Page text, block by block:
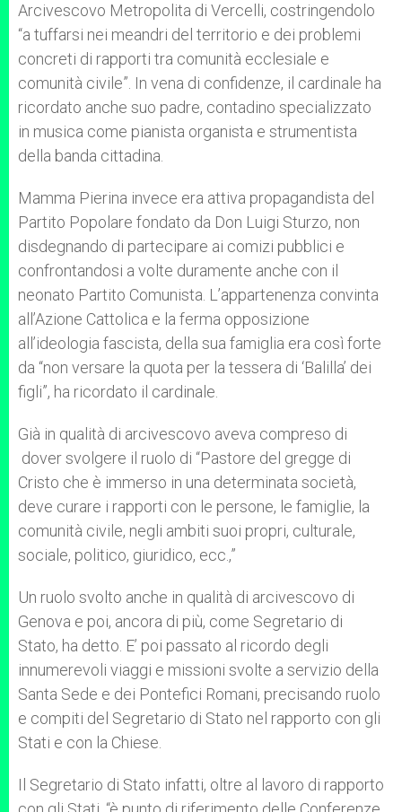
Arcivescovo Metropolita di Vercelli, costringendolo
“a tuffarsi nei meandri del territorio e dei problemi
concreti di rapporti tra comunità ecclesiale e
comunità civile”. In vena di confidenze, il cardinale ha
ricordato anche suo padre, contadino specializzato
in musica come pianista organista e strumentista
della banda cittadina.
Mamma Pierina invece era attiva propagandista del
Partito Popolare fondato da Don Luigi Sturzo, non
disdegnando di partecipare ai comizi pubblici e
confrontandosi a volte duramente anche con il
neonato Partito Comunista. L’appartenenza convinta
all’Azione Cattolica e la ferma opposizione
all’ideologia fascista, della sua famiglia era così forte
da “non versare la quota per la tessera di ‘Balilla’ dei
figli”, ha ricordato il cardinale.
Già in qualità di arcivescovo aveva compreso di
dover svolgere il ruolo di “Pastore del gregge di
Cristo che è immerso in una determinata società,
deve curare i rapporti con le persone, le famiglie, la
comunità civile, negli ambiti suoi propri, culturale,
sociale, politico, giuridico, ecc.,”
Un ruolo svolto anche in qualità di arcivescovo di
Genova e poi, ancora di più, come Segretario di
Stato, ha detto. E’ poi passato al ricordo degli
innumerevoli viaggi e missioni svolte a servizio della
Santa Sede e dei Pontefici Romani, precisando ruolo
e compiti del Segretario di Stato nel rapporto con gli
Stati e con la Chiese.
Il Segretario di Stato infatti, oltre al lavoro di rapporto